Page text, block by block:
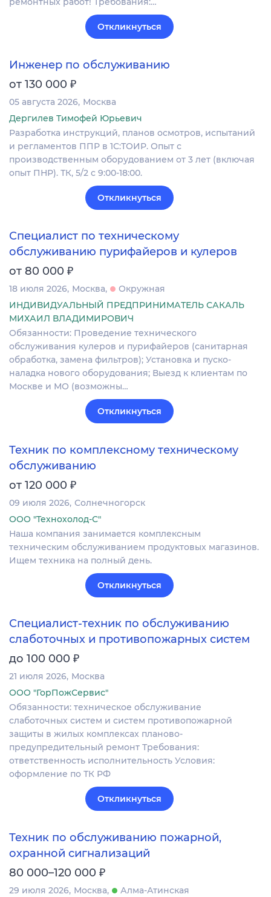
Откликнуться
Инженер по обслуживанию
от 130 000 ₽
05 августа 2026 Москва
Дергилев Тимофей Юрьевич
Разработка инструкций, планов осмотров, испытаний
и регламентов ППР в 1С:ТОИР. Опыт с
производственным оборудованием от 3 лет (включая
опыт ПНР). ТК, 5/2 с 9:00-18:00.
Откликнуться
Специалист по техническому
обслуживанию пурифайеров и кулеров
от 80 000 ₽
18 июля 2026 Москва
Окружная
ИНДИВИДУАЛЬНЫЙ ПРЕДПРИНИМАТЕЛЬ САКАЛЬ
МИХАИЛ ВЛАДИМИРОВИЧ
Обязанности: Проведение технического
обслуживания кулеров и пурифайеров (санитарная
обработка, замена фильтров); Установка и пуско-
наладка нового оборудования; Выезд к клиентам по
Москве и МО (возможны…
Откликнуться
Техник по комплексному техническому
обслуживанию
от 120 000 ₽
09 июля 2026 Солнечногорск
ООО "Технохолод-С"
Наша компания занимается комплексным
техническим обслуживанием продуктовых магазинов.
Ищем техника на полный день.
Откликнуться
Специалист-техник по обслуживанию
слаботочных и противопожарных систем
до 100 000 ₽
21 июля 2026 Москва
ООО "ГорПожСервис"
Обязанности: техническое обслуживание
слаботочных систем и систем противопожарной
защиты в жилых комплексах планово-
предупредительный ремонт Требования:
ответственность исполнительность Условия:
оформление по ТК РФ
Откликнуться
Техник по обслуживанию пожарной,
охранной сигнализаций
80 000–120 000 ₽
29 июля 2026 Москва
Алма-Атинская